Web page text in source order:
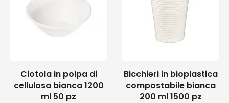
Ciotola in polpa di
cellulosa bianca 1200
ml 50 pz
Bicchieri in bioplastica
compostabile bianca
200 ml 1500 pz